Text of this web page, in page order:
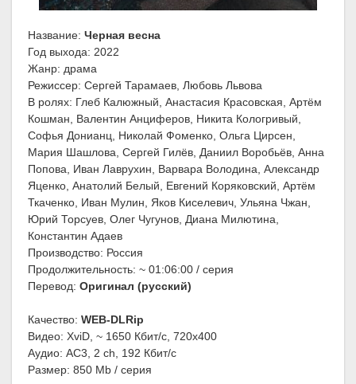
Название: Черная весна
Год выхода: 2022
Жанр: драма
Режиссер: Сергей Тарамаев, Любовь Львова
В ролях: Глеб Калюжный, Анастасия Красовская, Артём
Кошман, Валентин Анциферов, Никита Кологривый,
Софья Донианц, Николай Фоменко, Ольга Цирсен,
Мария Шашлова, Сергей Гилёв, Даниил Воробьёв, Анна
Попова, Иван Лаврухин, Варвара Володина, Александр
Яценко, Анатолий Белый, Евгений Коряковский, Артём
Ткаченко, Иван Мулин, Яков Киселевич, Ульяна Чжан,
Юрий Торсуев, Олег Чугунов, Диана Милютина,
Константин Адаев
Производство: Россия
Продолжительность: ~ 01:06:00 / серия
Перевод: Оригинал (русский)
Качество: WEB-DLRip
Видео: XviD, ~ 1650 Кбит/с, 720x400
Аудио: AC3, 2 ch, 192 Кбит/с
Размер: 850 Mb / серия